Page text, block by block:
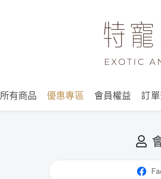
所有商品 優惠專區 會員權益 訂